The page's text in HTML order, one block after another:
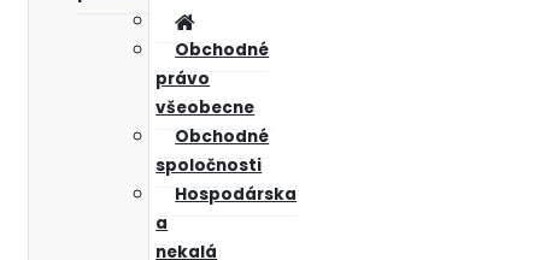
Obchodné
právo
všeobecne
Obchodné
spoločnosti
Hospodárska
a
nekalá